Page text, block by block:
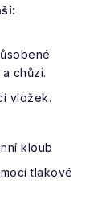
chůzi.
vložek.
kloub
tlakové